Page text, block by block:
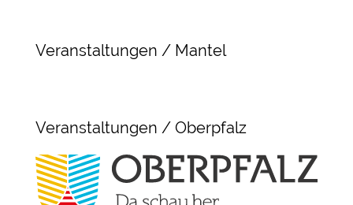
Veranstaltungen / Mantel
Veranstaltungen / Oberpfalz